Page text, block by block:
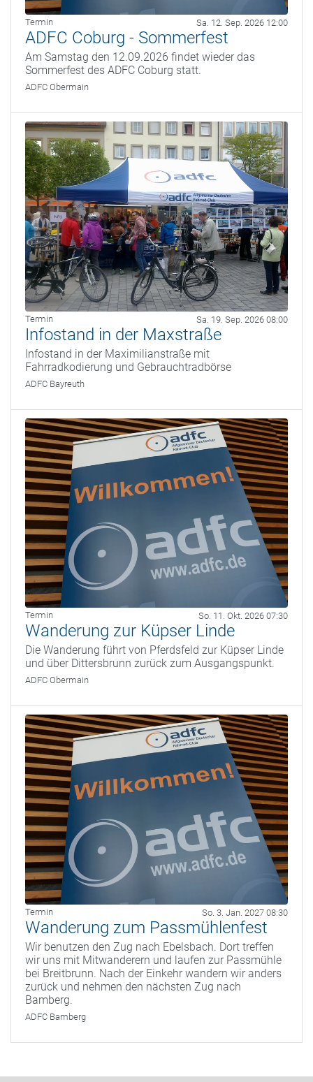
Termin Sa. 12. Sep. 2026 12:00
ADFC Coburg - Sommerfest
Am Samstag den 12.09.2026 findet wieder das
Sommerfest des ADFC Coburg statt.
ADFC Obermain
Termin Sa. 19. Sep. 2026 08:00
Infostand in der Maxstraße
Infostand in der Maximilianstraße mit
Fahrradkodierung und Gebrauchtradbörse
ADFC Bayreuth
Termin So. 11. Okt. 2026 07:30
Wanderung zur Küpser Linde
Die Wanderung führt von Pferdsfeld zur Küpser Linde
und über Dittersbrunn zurück zum Ausgangspunkt.
ADFC Obermain
Termin So. 3. Jan. 2027 08:30
Wanderung zum Passmühlenfest
Wir benutzen den Zug nach Ebelsbach. Dort treffen
wir uns mit Mitwanderern und laufen zur Passmühle
bei Breitbrunn. Nach der Einkehr wandern wir anders
zurück und nehmen den nächsten Zug nach
Bamberg.
ADFC Bamberg